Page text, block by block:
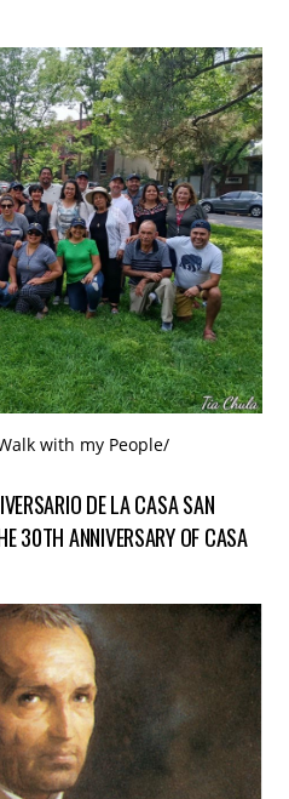
with my People/
DE LA CASA SAN
30TH ANNIVERSARY OF CASA